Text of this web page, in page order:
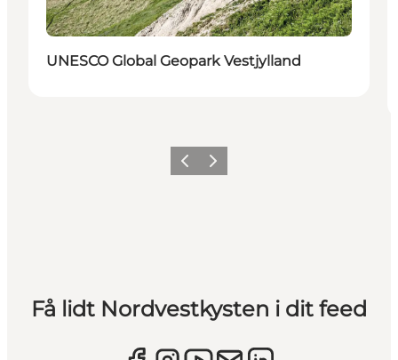
UNESCO Global Geopark Vestjylland
ForrigeNæste
Få lidt Nordvestkysten i dit feed